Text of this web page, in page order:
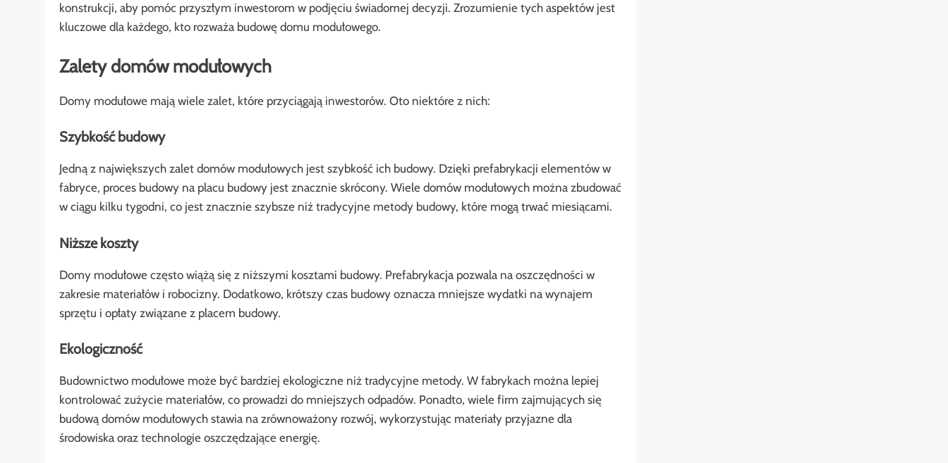
konstrukcji, aby pomóc przyszłym inwestorom w podjęciu świadomej decyzji. Zrozumienie tych aspektów jest
kluczowe dla każdego, kto rozważa budowę domu modułowego.
Zalety domów modułowych
Domy modułowe mają wiele zalet, które przyciągają inwestorów. Oto niektóre z nich:
Szybkość budowy
Jedną z największych zalet domów modułowych jest szybkość ich budowy. Dzięki prefabrykacji elementów w
fabryce, proces budowy na placu budowy jest znacznie skrócony. Wiele domów modułowych można zbudować
w ciągu kilku tygodni, co jest znacznie szybsze niż tradycyjne metody budowy, które mogą trwać miesiącami.
Niższe koszty
Domy modułowe często wiążą się z niższymi kosztami budowy. Prefabrykacja pozwala na oszczędności w
zakresie materiałów i robocizny. Dodatkowo, krótszy czas budowy oznacza mniejsze wydatki na wynajem
sprzętu i opłaty związane z placem budowy.
Ekologiczność
Budownictwo modułowe może być bardziej ekologiczne niż tradycyjne metody. W fabrykach można lepiej
kontrolować zużycie materiałów, co prowadzi do mniejszych odpadów. Ponadto, wiele firm zajmujących się
budową domów modułowych stawia na zrównoważony rozwój, wykorzystując materiały przyjazne dla
środowiska oraz technologie oszczędzające energię.